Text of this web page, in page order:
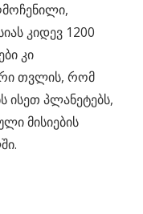
კიდევ 1200
კი
თვლის, რომ
ისეთ პლანეტებს,
მისიების